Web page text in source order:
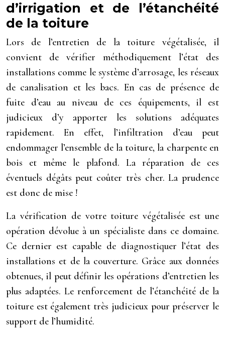
d’irrigation et de l’étanchéité
de la toiture
Lors de l’entretien de la toiture végétalisée, il
convient de vérifier méthodiquement l’état des
installations comme le système d’arrosage, les réseaux
de canalisation et les bacs. En cas de présence de
fuite d’eau au niveau de ces équipements, il est
judicieux d’y apporter les solutions adéquates
rapidement. En effet, l’infiltration d’eau peut
endommager l’ensemble de la toiture, la charpente en
bois et même le plafond. La réparation de ces
éventuels dégâts peut coûter très cher. La prudence
est donc de mise !
La vérification de votre toiture végétalisée est une
opération dévolue à un spécialiste dans ce domaine.
Ce dernier est capable de diagnostiquer l’état des
installations et de la couverture. Grâce aux données
obtenues, il peut définir les opérations d’entretien les
plus adaptées. Le renforcement de l’étanchéité de la
toiture est également très judicieux pour préserver le
support de l’humidité.